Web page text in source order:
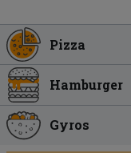
Pizza
Hamburger
Gyros